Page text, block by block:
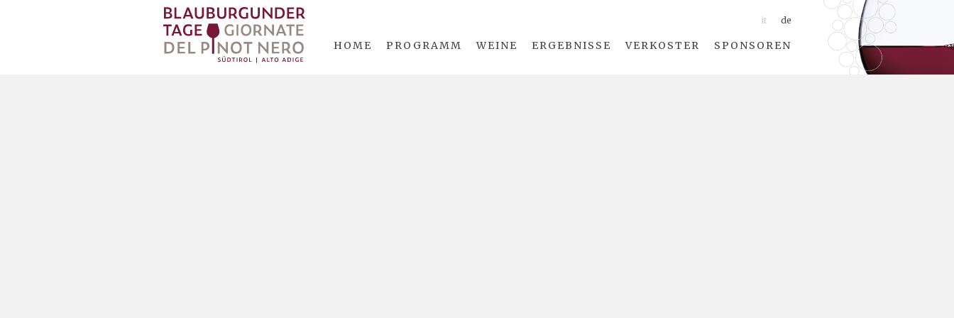
it de
HOME PROGRAMM WEINE ERGEBNISSE VERKOSTER SPONSOREN